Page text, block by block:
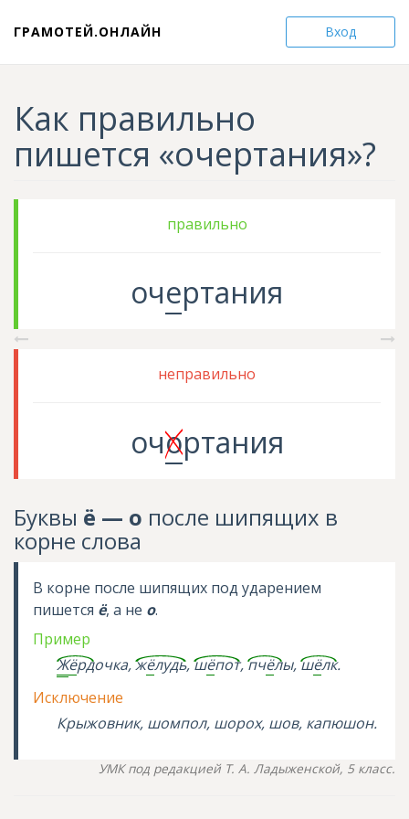
Вход
ГРАМОТЕЙ.ОНЛАЙН
Как правильно
пишется «очертания»?
правильно
очертания
неправильно
очортания
Буквы ё — о после шипящих в
корне слова
В корне после шипящих под ударением
пишется ё, а не о.
Пример
Жёрдочка,жёлудь,шёпот,пчёлы,шёлк.
Исключение
Крыжовник, шомпол, шорох, шов, капюшон.
УМК под редакцией Т. А. Ладыженской, 5 класс.